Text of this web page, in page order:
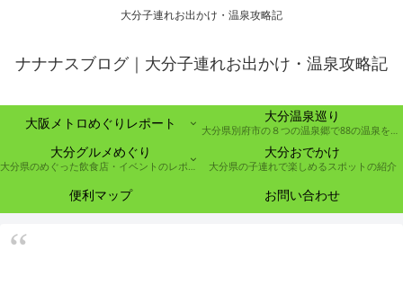
大分子連れお出かけ・温泉攻略記
ナナナスブログ｜大分子連れお出かけ・温泉攻略記
大阪メトロめぐりレポート 大分温泉巡り
大分県別府市の８つの温泉郷で88の温泉を巡る取り組み
大分グルメめぐり
大分県のめぐった飲食店・イベントのレポート
大分おでかけ
大分県の子連れで楽しめるスポットの紹介
便利マップ お問い合わせ